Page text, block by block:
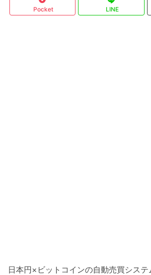
Pocket LINE
日本円×ビットコインの自動売買システ